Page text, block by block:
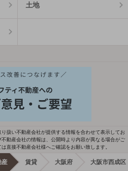
土地
扱い不動産会社が提供する情報を合わせて表示してお
動産会社の情報は、公開時より内容が異なる場合がご
直接不動産会社様へご確認をお願い致します。
産 賃貸 大阪府 大阪市西成区